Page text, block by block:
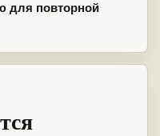
для повторной